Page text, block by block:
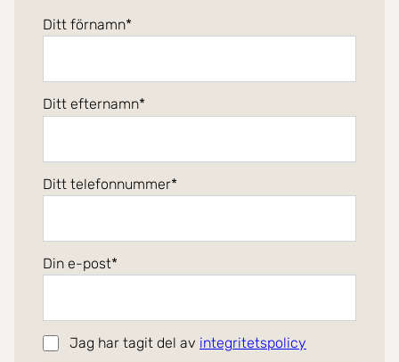
Ditt förnamn
Ditt efternamn
Ditt telefonnummer
Din e-post
Jag har tagit del av integritetspolicy